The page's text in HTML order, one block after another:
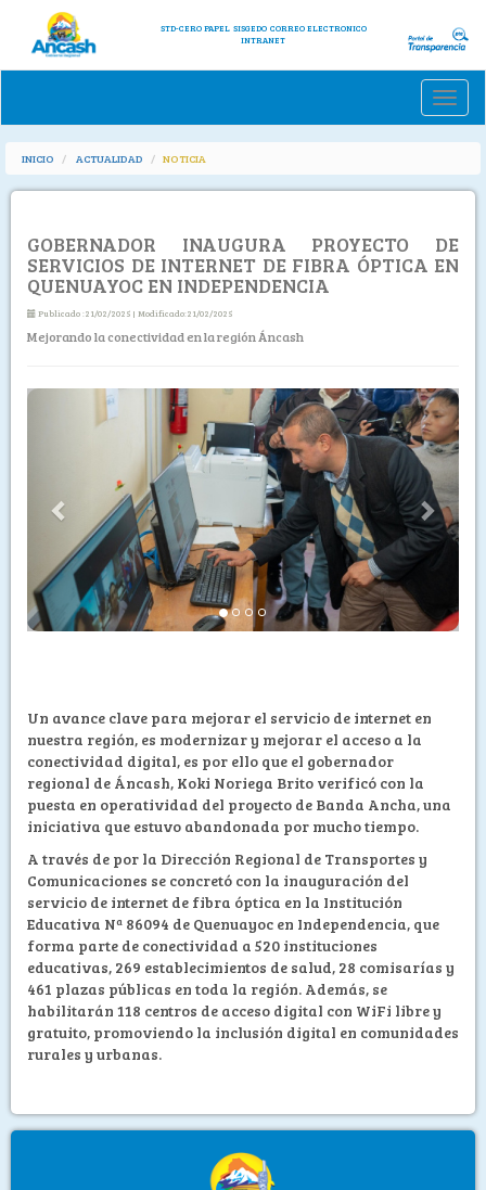
STD-CERO PAPEL SISGEDO CORREO ELECTRONICO
INTRANET
Toggle
INICIO ACTUALIDAD NOTICIA
GOBERNADOR INAUGURA PROYECTO DE
SERVICIOS DE INTERNET DE FIBRA ÓPTICA EN
QUENUAYOC EN INDEPENDENCIA
Publicado :21/02/2025 | Modificado:21/02/2025
Mejorando la conectividad en la región Áncash
Previous Next
Un avance clave para mejorar el servicio de internet en
nuestra región, es modernizar y mejorar el acceso a la
conectividad digital, es por ello que el gobernador
regional de Áncash, Koki Noriega Brito verificó con la
puesta en operatividad del proyecto de Banda Ancha, una
iniciativa que estuvo abandonada por mucho tiempo.
A través de por la Dirección Regional de Transportes y
Comunicaciones se concretó con la inauguración del
servicio de internet de fibra óptica en la Institución
Educativa Nª 86094 de Quenuayoc en Independencia, que
forma parte de conectividad a 520 instituciones
educativas, 269 establecimientos de salud, 28 comisarías y
461 plazas públicas en toda la región. Además, se
habilitarán 118 centros de acceso digital con WiFi libre y
gratuito, promoviendo la inclusión digital en comunidades
rurales y urbanas.